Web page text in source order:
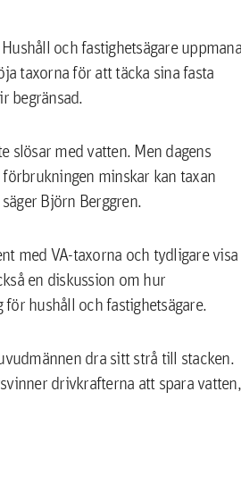
och fastighetsägare
taxorna för att täcka sina fasta
begränsad.
slösar med vatten. Men dagens
minskar kan taxan
Björn Berggren.
med VA-taxorna och tydligare visa
en diskussion om hur
hushåll och fastighetsägare.
dra sitt strå till stacken.
drivkrafterna att spara vatten,